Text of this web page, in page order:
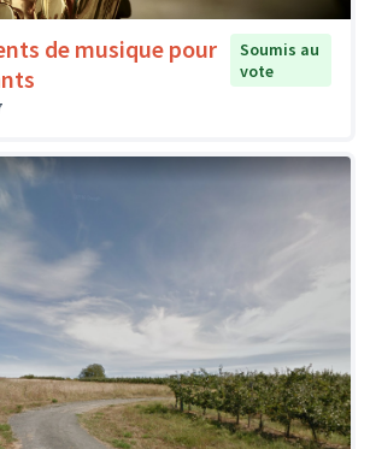
de musique pour
Soumis au
vote